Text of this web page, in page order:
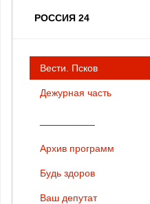
РОССИЯ 24
Вести. Псков
Дежурная часть
Архив программ
Будь здоров
Ваш депутат